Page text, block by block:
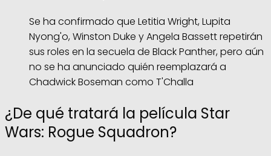
Se ha confirmado que Letitia Wright, Lupita
Nyong'o, Winston Duke y Angela Bassett repetirán
sus roles en la secuela de Black Panther, pero aún
no se ha anunciado quién reemplazará a
Chadwick Boseman como T'Challa
¿De qué tratará la película Star
Wars: Rogue Squadron?